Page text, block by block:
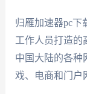
归雁加速器pc下
工作人员打造的
中国大陆的各种
戏、电商和门户